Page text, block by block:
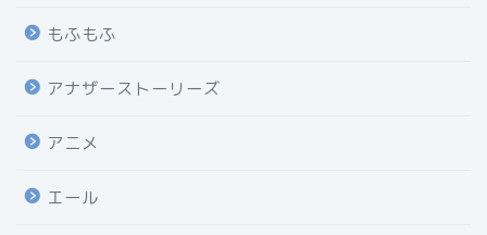
もふもふ
アナザーストーリーズ
アニメ
エール